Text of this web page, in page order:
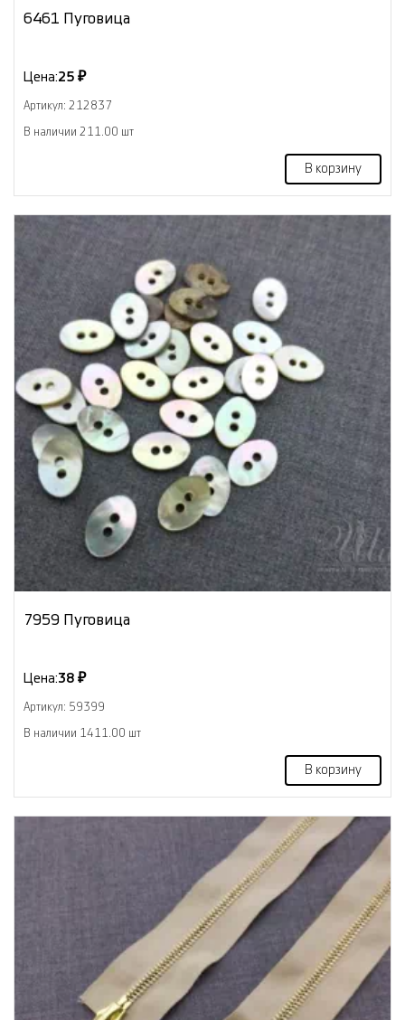
6461 Пуговица
Цена:25 ₽
Артикул: 212837
В наличии 211.00 шт
В корзину
7959 Пуговица
Цена:38 ₽
Артикул: 59399
В наличии 1411.00 шт
В корзину